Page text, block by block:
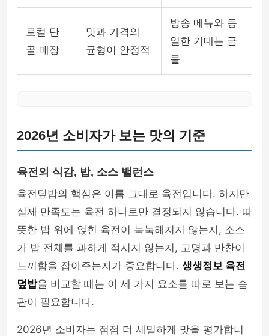
로컬 단
골 매장
맛과 가격의
균형이 안정적
방송 메뉴와 동
일한 기대는 금
물
2026년 소비자가 보는 맛의 기준
육전의 식감, 밥, 소스 밸런스
육전덮밥의 핵심은 이름 그대로 육전입니다. 하지만
실제 만족도는 육전 하나로만 결정되지 않습니다. 따
뜻한 밥 위에 얹힌 육전이 눅눅해지지 않는지, 소스
가 밥 전체를 과하게 적시지 않는지, 고명과 반찬이
느끼함을 잡아주는지가 중요합니다. 생생정보 육전
덮밥을 비교할 때는 이 세 가지 요소를 따로 보는 습
관이 필요합니다.
2026년 소비자는 점점 더 세밀하게 맛을 평가합니